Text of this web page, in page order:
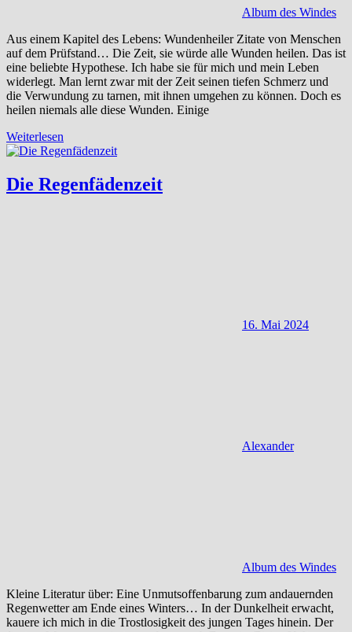
Album des Windes
Aus einem Kapitel des Lebens: Wundenheiler Zitate von Menschen
auf dem Prüfstand… Die Zeit, sie würde alle Wunden heilen. Das ist
eine beliebte Hypothese. Ich habe sie für mich und mein Leben
widerlegt. Man lernt zwar mit der Zeit seinen tiefen Schmerz und
die Verwundung zu tarnen, mit ihnen umgehen zu können. Doch es
heilen niemals alle diese Wunden. Einige
Weiterlesen
Die Regenfädenzeit
16. Mai 2024
Alexander
Album des Windes
Kleine Literatur über: Eine Unmutsoffenbarung zum andauernden
Regenwetter am Ende eines Winters… In der Dunkelheit erwacht,
kauere ich mich in die Trostlosigkeit des jungen Tages hinein. Der